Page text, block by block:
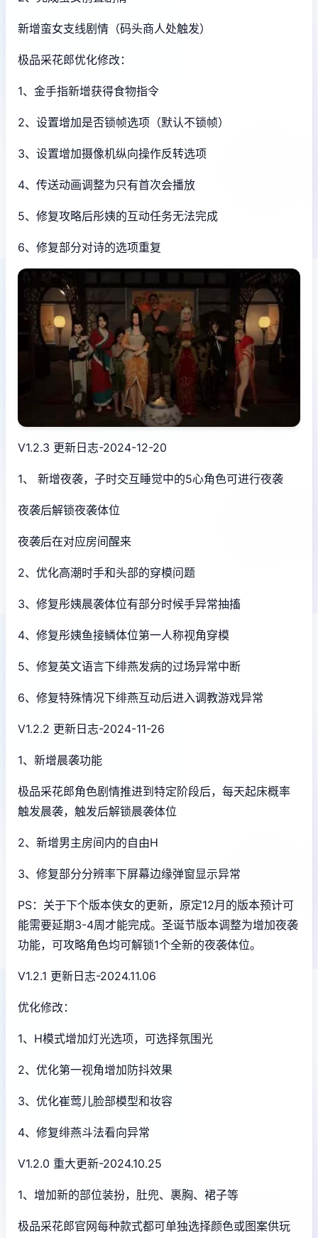
新增蛮女支线剧情（码头商人处触发）
极品采花郎优化修改：
1、金手指新增获得食物指令
2、设置增加是否锁帧选项（默认不锁帧）
3、设置增加摄像机纵向操作反转选项
4、传送动画调整为只有首次会播放
5、修复攻略后彤姨的互动任务无法完成
6、修复部分对诗的选项重复
V1.2.3 更新日志-2024-12-20
1、 新增夜袭，子时交互睡觉中的5心角色可进行夜袭
夜袭后解锁夜袭体位
夜袭后在对应房间醒来
2、优化高潮时手和头部的穿模问题
3、修复彤姨晨袭体位有部分时候手异常抽搐
4、修复彤姨鱼接鳞体位第一人称视角穿模
5、修复英文语言下绯燕发病的过场异常中断
6、修复特殊情况下绯燕互动后进入调教游戏异常
V1.2.2 更新日志-2024-11-26
1、新增晨袭功能
极品采花郎角色剧情推进到特定阶段后，每天起床概率
触发晨袭，触发后解锁晨袭体位
2、新增男主房间内的自由H
3、修复部分分辨率下屏幕边缘弹窗显示异常
PS：关于下个版本侠女的更新，原定12月的版本预计可
能需要延期3-4周才能完成。圣诞节版本调整为增加夜袭
功能，可攻略角色均可解锁1个全新的夜袭体位。
V1.2.1 更新日志-2024.11.06
优化修改：
1、H模式增加灯光选项，可选择氛围光
2、优化第一视角增加防抖效果
3、优化崔莺儿脸部模型和妆容
4、修复绯燕斗法看向异常
V1.2.0 重大更新-2024.10.25
1、增加新的部位装扮，肚兜、裹胸、裙子等
极品采花郎官网每种款式都可单独选择颜色或图案供玩